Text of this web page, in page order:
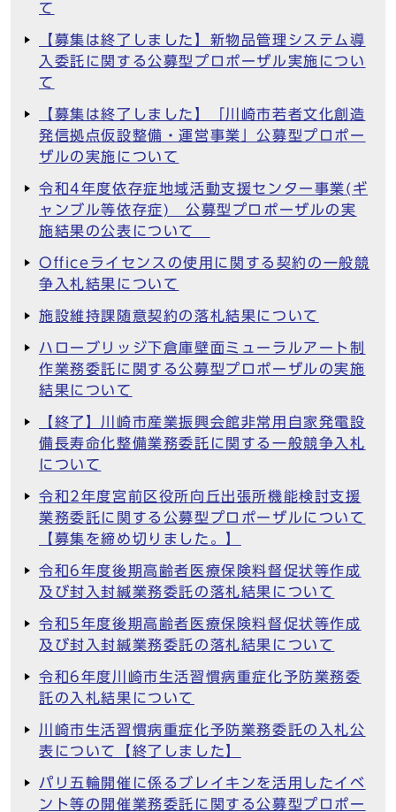
て
【募集は終了しました】新物品管理システム導
入委託に関する公募型プロポーザル実施につい
て
【募集は終了しました】「川崎市若者文化創造
発信拠点仮設整備・運営事業」公募型プロポー
ザルの実施について
令和4年度依存症地域活動支援センター事業(ギ
ャンブル等依存症) 公募型プロポーザルの実
施結果の公表について
Officeライセンスの使用に関する契約の一般競
争入札結果について
施設維持課随意契約の落札結果について
ハローブリッジ下倉庫壁面ミューラルアート制
作業務委託に関する公募型プロポーザルの実施
結果について
【終了】川崎市産業振興会館非常用自家発電設
備長寿命化整備業務委託に関する一般競争入札
について
令和2年度宮前区役所向丘出張所機能検討支援
業務委託に関する公募型プロポーザルについて
【募集を締め切りました。】
令和6年度後期高齢者医療保険料督促状等作成
及び封入封緘業務委託の落札結果について
令和5年度後期高齢者医療保険料督促状等作成
及び封入封緘業務委託の落札結果について
令和6年度川崎市生活習慣病重症化予防業務委
託の入札結果について
川崎市生活習慣病重症化予防業務委託の入札公
表について【終了しました】
パリ五輪開催に係るブレイキンを活用したイベ
ント等の開催業務委託に関する公募型プロポー